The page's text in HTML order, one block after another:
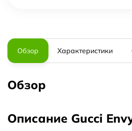
Обзор Характеристики
Обзор
Описание Gucci